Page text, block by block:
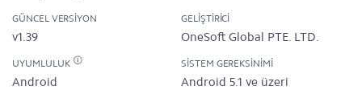
GÜNCEL VERSIYON
v1.39
GELIŞTIRICI
OneSoft Global PTE. LTD.
UYUMLULUK
Android
SISTEM GEREKSINIMI
Android 5.1 ve üzeri